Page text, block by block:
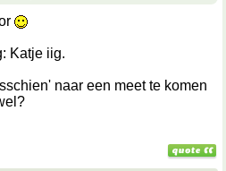
Katje iig.
naar een meet te komen